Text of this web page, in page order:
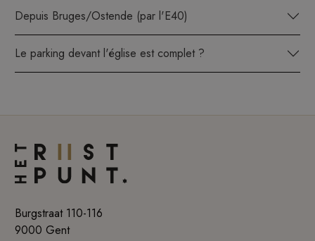
Depuis Bruges/Ostende (par l'E40)
Le parking devant l'église est complet ?
Burgstraat 110-116
9000 Gent